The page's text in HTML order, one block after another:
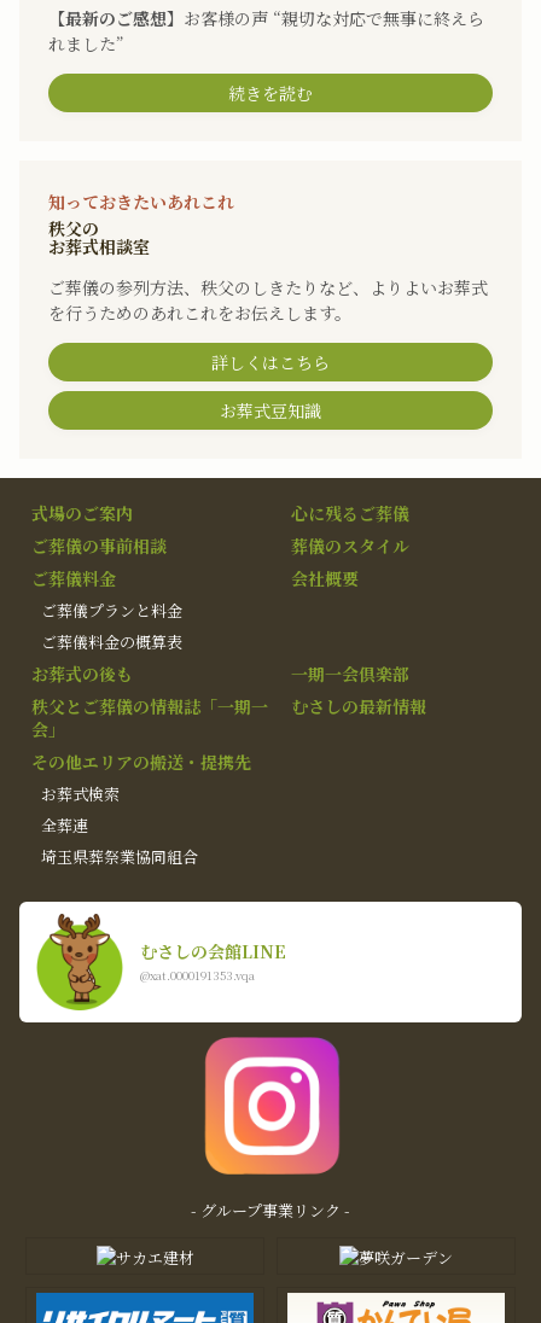
【最新のご感想】 お客様の声 “親切な対応で無事に終えら
れました”
続きを読む
知っておきたいあれこれ
秩父の
お葬式相談室
ご葬儀の参列方法、秩父のしきたりなど、よりよいお葬式
を行うためのあれこれをお伝えします。
詳しくはこちら
お葬式豆知識
式場のご案内
心に残るご葬儀
ご葬儀の事前相談
葬儀のスタイル
ご葬儀料金
ご葬儀プランと料金
ご葬儀料金の概算表
会社概要
お葬式の後も
一期一会倶楽部
秩父とご葬儀の情報誌「一期一
会」
むさしの最新情報
その他エリアの搬送・提携先
お葬式検索
全葬連
埼玉県葬祭業協同組合
むさしの会館LINE
@xat.0000191353.vqa
- グループ事業リンク -